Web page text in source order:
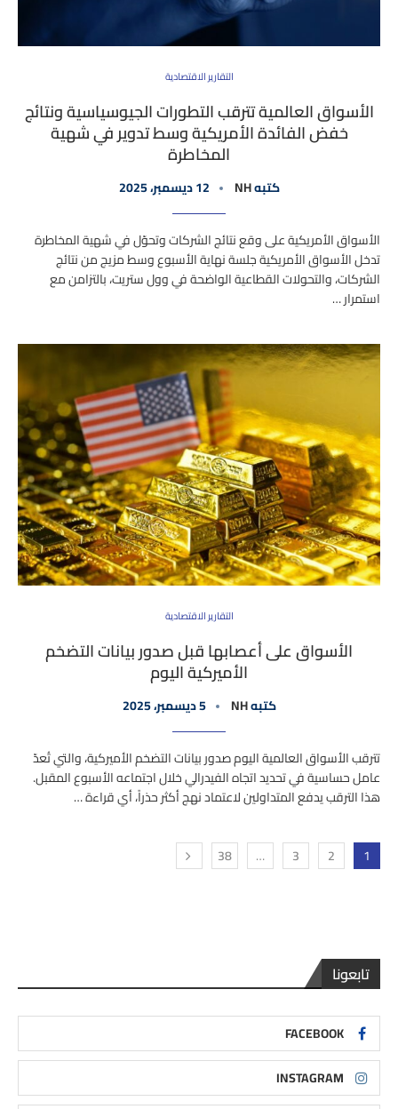
التقارير الاقتصادية
الأسواق العالمية تترقب التطورات الجيوسياسية ونتائج
خفض الفائدة الأمريكية وسط تدوير في شهية
المخاطرة
كتبهNH 12 ديسمبر، 2025
الأسواق الأمريكية على وقع نتائج الشركات وتحوّل في شهية المخاطرة
تدخل الأسواق الأمريكية جلسة نهاية الأسبوع وسط مزيج من نتائج
الشركات، والتحولات القطاعية الواضحة في وول ستريت، بالتزامن مع
استمرار …
التقارير الاقتصادية
الأسواق على أعصابها قبل صدور بيانات التضخم
الأميركية اليوم
كتبهNH 5 ديسمبر، 2025
تترقب الأسواق العالمية اليوم صدور بيانات التضخم الأميركية، والتي تُعدّ
عامل حساسية في تحديد اتجاه الفيدرالي خلال اجتماعه الأسبوع المقبل.
هذا الترقب يدفع المتداولين لاعتماد نهج أكثر حذراً، أي قراءة …
1
2
3
…
38
تابعونا
FACEBOOK
INSTAGRAM